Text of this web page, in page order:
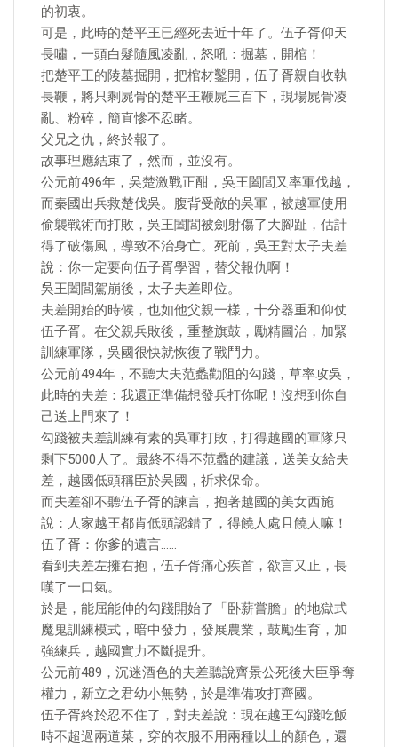
的初衷。
可是，此時的楚平王已經死去近十年了。伍子胥仰天
長嘯，一頭白髮隨風凌亂，怒吼：掘墓，開棺！
把楚平王的陵墓掘開，把棺材鑿開，伍子胥親自收執
長鞭，將只剩屍骨的楚平王鞭屍三百下，現場屍骨凌
亂、粉碎，簡直慘不忍睹。
父兄之仇，終於報了。
故事理應結束了，然而，並沒有。
公元前496年，吳楚激戰正酣，吳王闔閭又率軍伐越，
而秦國出兵救楚伐吳。腹背受敵的吳軍，被越軍使用
偷襲戰術而打敗，吳王闔閭被劍射傷了大腳趾，估計
得了破傷風，導致不治身亡。死前，吳王對太子夫差
說：你一定要向伍子胥學習，替父報仇啊！
吳王闔閭駕崩後，太子夫差即位。
夫差開始的時候，也如他父親一樣，十分器重和仰仗
伍子胥。在父親兵敗後，重整旗鼓，勵精圖治，加緊
訓練軍隊，吳國很快就恢復了戰鬥力。
公元前494年，不聽大夫范蠡勸阻的勾踐，草率攻吳，
此時的夫差：我還正準備想發兵打你呢！沒想到你自
己送上門來了！
勾踐被夫差訓練有素的吳軍打敗，打得越國的軍隊只
剩下5000人了。最終不得不范蠡的建議，送美女給夫
差，越國低頭稱臣於吳國，祈求保命。
而夫差卻不聽伍子胥的諫言，抱著越國的美女西施
說：人家越王都肯低頭認錯了，得饒人處且饒人嘛！
伍子胥：你爹的遺言……
看到夫差左擁右抱，伍子胥痛心疾首，欲言又止，長
嘆了一口氣。
於是，能屈能伸的勾踐開始了「卧薪嘗膽」的地獄式
魔鬼訓練模式，暗中發力，發展農業，鼓勵生育，加
強練兵，越國實力不斷提升。
公元前489，沉迷酒色的夫差聽說齊景公死後大臣爭奪
權力，新立之君幼小無勢，於是準備攻打齊國。
伍子胥終於忍不住了，對夫差說：現在越王勾踐吃飯
時不超過兩道菜，穿的衣服不用兩種以上的顏色，還